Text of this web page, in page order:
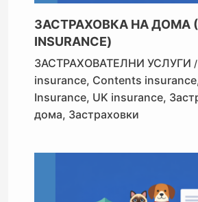
ЗАСТРАХОВКА НА ДОМА
INSURANCE)
ЗАСТРАХОВАТЕЛНИ УСЛУГИ /
insurance, Contents insurance
Insurance, UK insurance,
дома, Застраховки